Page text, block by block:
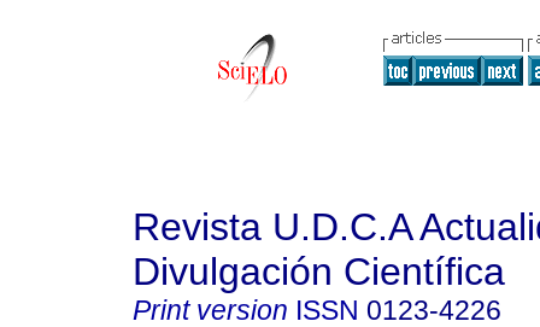
Revista U.D.C.A
Divulgación Científica
Print version ISSN 0123-4226